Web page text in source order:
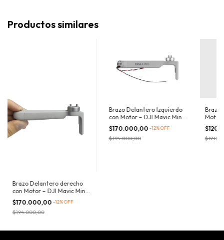
Productos similares
Brazo Delantero derecho
con Motor – DJI Mavic Mini
4 Pro
$170.000,00 -12%OFF
$194.000,00
Brazo Delantero Izquierdo
con Motor – DJI Mavic Mini
4 Pro
$170.000,00 -12%OFF
$194.000,00
Brazo
Motor